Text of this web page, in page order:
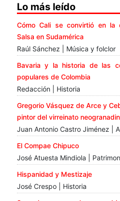
Lo más leído
Cómo Cali se convirtió en la
Salsa en Sudamérica
Raúl Sánchez | Música y folclor
Bavaria y la historia de las
populares de Colombia
Redacción | Historia
Gregorio Vásquez de Arce y
pintor del virreinato
Juan Antonio Castro Jiménez |
El Compae Chipuco
José Atuesta Mindiola |
Hispanidad y Mestizaje
José Crespo | Historia